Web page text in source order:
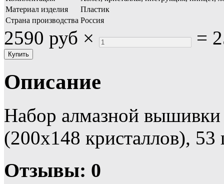
Материал изделия
Пластик
Страна производства Россия
2590 руб × =
Описание
Набор алмазной
(200х148 кристаллов), 53
Отзывы: 0